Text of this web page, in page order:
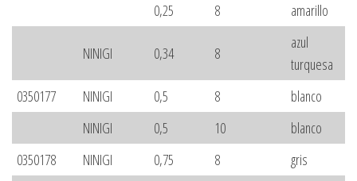
0,25
8 amarillo
NINIGI 0,34 8
azul
turquesa
0350177
NINIGI 0,5 8
blanco
NINIGI
0,5 10
blanco
0350178
NINIGI 0,75 8
gris